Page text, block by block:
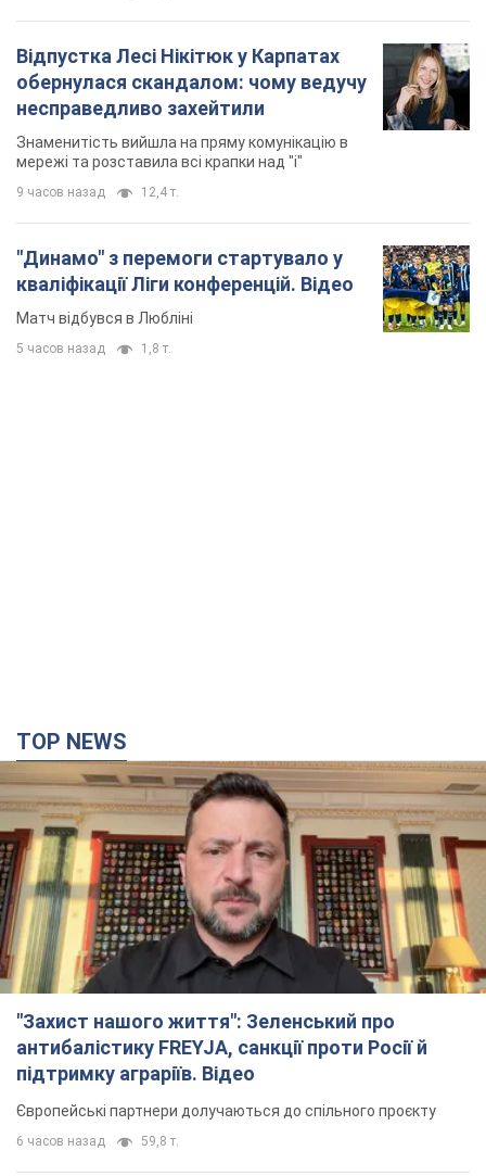
Відпустка Лесі Нікітюк у Карпатах
обернулася скандалом: чому ведучу
несправедливо захейтили
Знаменитість вийшла на пряму комунікацію в
мережі та розставила всі крапки над "і"
9 часов назад 12,4 т.
"Динамо" з перемоги стартувало у
кваліфікації Ліги конференцій. Відео
Матч відбувся в Любліні
5 часов назад 1,8 т.
TOP NEWS
"Захист нашого життя": Зеленський про
антибалістику FREYJA, санкції проти Росії й
підтримку аграріїв. Відео
Європейські партнери долучаються до спільного проєкту
6 часов назад 59,8 т.